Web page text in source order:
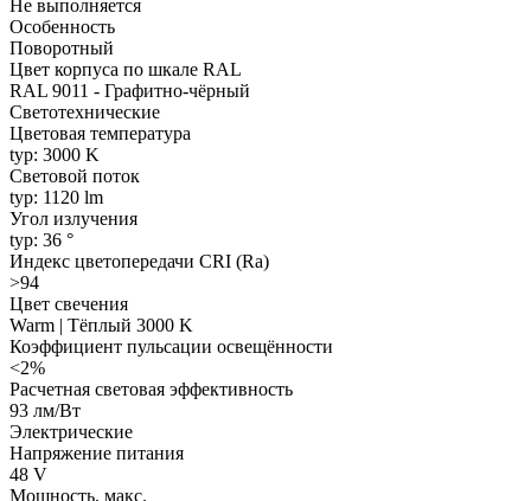
Не выполняется
Особенность
Поворотный
Цвет корпуса по шкале RAL
RAL 9011 - Графитно-чёрный
Светотехнические
Цветовая температура
typ: 3000 K
Световой поток
typ: 1120 lm
Угол излучения
typ: 36 °
Индекс цветопередачи CRI (Ra)
>94
Цвет свечения
Warm | Тёплый 3000 K
Коэффициент пульсации освещённости
<2%
Расчетная световая эффективность
93 лм/Вт
Электрические
Напряжение питания
48 V
Мощность, макс.